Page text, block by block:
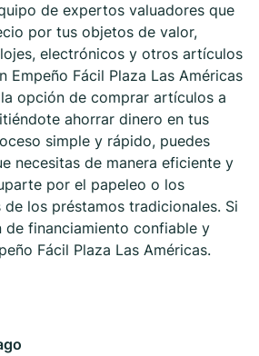
de expertos valuadores que
por tus objetos de valor,
electrónicos y otros artículos
Empeño Fácil Plaza Las Américas
opción de comprar artículos a
ahorrar dinero en tus
simple y rápido, puedes
necesitas de manera eficiente y
por el papeleo o los
los préstamos tradicionales. Si
de financiamiento confiable y
Fácil Plaza Las Américas.